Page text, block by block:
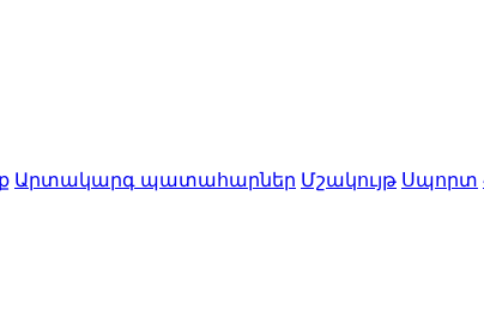
Արտակարգ պատահարներ Մշակույթ Սպորտ